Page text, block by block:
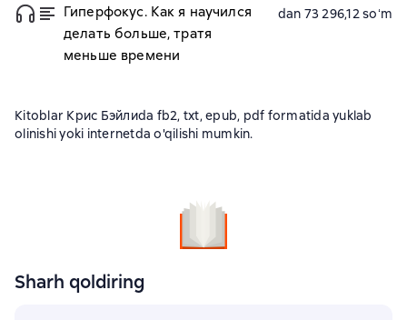
Гиперфокус. Как я научился
делать больше, тратя
меньше времени
dan 73 296,12 soʻm
Kitoblar Крис Бэйлиda fb2, txt, epub, pdf formatida yuklab
olinishi yoki internetda o'qilishi mumkin.
Sharh qoldiring